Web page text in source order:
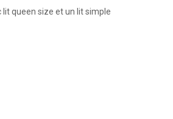
queen size et un lit simple